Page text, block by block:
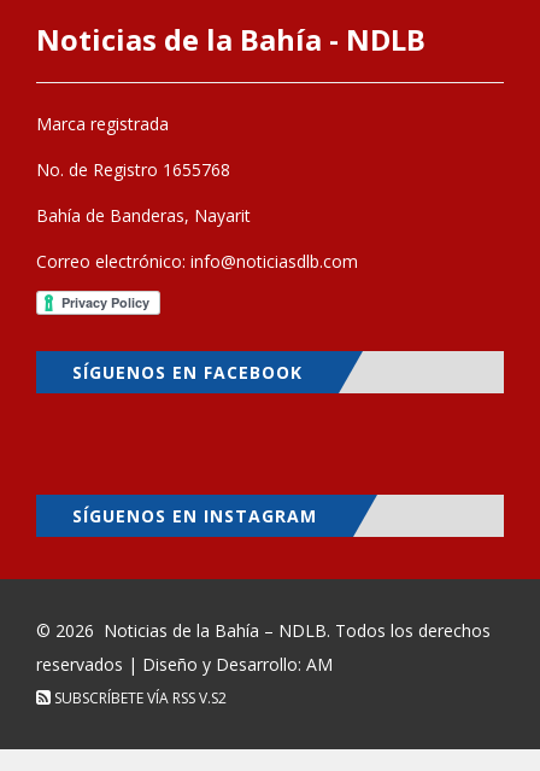
Noticias de la Bahía - NDLB
Marca registrada
No. de Registro 1655768
Bahía de Banderas, Nayarit
Correo electrónico: info@noticiasdlb.com
SÍGUENOS EN FACEBOOK
SÍGUENOS EN INSTAGRAM
© 2026 Noticias de la Bahía – NDLB. Todos los derechos
reservados | Diseño y Desarrollo: AM
SUBSCRÍBETE VÍA RSSV.S2